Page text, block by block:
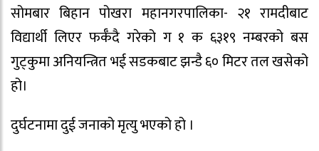
सोमबार बिहान पोखरा महानगरपालिका- २१ रामदीबाट
विद्यार्थी लिएर फर्कँदै गरेको ग १ क ६३१९ नम्बरको बस
गुट्कुमा अनियन्त्रित भई सडकबाट झन्डै ६० मिटर तल खसेको
हो।
दुर्घटनामा दुई जनाको मृत्यु भएको हो ।